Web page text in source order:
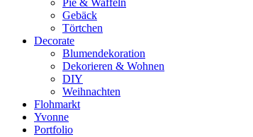
Pie & Waffeln
Gebäck
Törtchen
Decorate
Blumendekoration
Dekorieren & Wohnen
DIY
Weihnachten
Flohmarkt
Yvonne
Portfolio